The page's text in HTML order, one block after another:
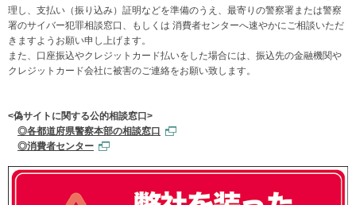
理し、支払い（振り込み）証明などを準備のうえ、最寄りの警察署または警察
署のサイバー犯罪相談窓口、もしくは 消費者センターへ速やかにご相談いただ
きますようお願い申し上げます。
また、口座振込やクレジットカード払いをした場合には、振込先の金融機関や
クレジットカード会社に被害のご連絡をお願い致します。
<偽サイトに関する公的相談窓口>
◎各都道府県警察本部の相談窓口
◎消費者センター